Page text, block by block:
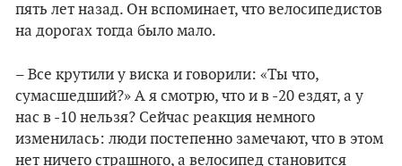
пять лет назад. Он вспоминает, что велосипедистов
на дорогах тогда было мало.
– Все крутили у виска и говорили: «Ты что,
сумасшедший?» А я смотрю, что и в -20 ездят, а у
нас в -10 нельзя? Сейчас реакция немного
изменилась: люди постепенно замечают, что в этом
нет ничего страшного, а велосипед становится